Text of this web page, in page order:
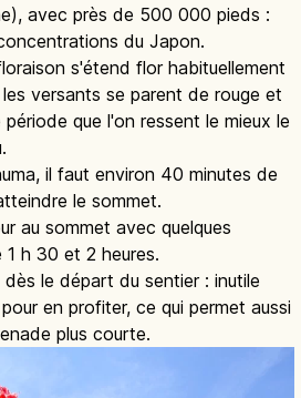
avec près de 500 000 pieds :
du Japon.
s'étend flor habituellement
versants se parent de rouge et
que l'on ressent le mieux le
il faut environ 40 minutes de
le sommet.
au sommet avec quelques
h 30 et 2 heures.
le départ du sentier : inutile
en profiter, ce qui permet aussi
plus courte.